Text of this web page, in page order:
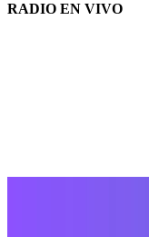
RADIO EN VIVO